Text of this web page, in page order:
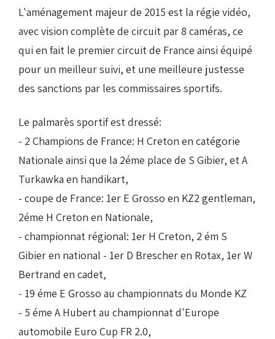
L'aménagement majeur de 2015 est la régie vidéo,
avec vision complète de circuit par 8 caméras, ce
qui en fait le premier circuit de France ainsi équipé
pour un meilleur suivi, et une meilleure justesse
des sanctions par les commissaires sportifs.
Le palmarès sportif est dressé:
- 2 Champions de France: H Creton en catégorie
Nationale ainsi que la 2éme place de S Gibier, et A
Turkawka en handikart,
- coupe de France: 1er E Grosso en KZ2 gentleman,
2éme H Creton en Nationale,
- championnat régional: 1er H Creton, 2 ém S
Gibier en national - 1er D Brescher en Rotax, 1er W
Bertrand en cadet,
- 19 éme E Grosso au championnats du Monde KZ
- 5 éme A Hubert au championnat d'Europe
automobile Euro Cup FR 2.0,